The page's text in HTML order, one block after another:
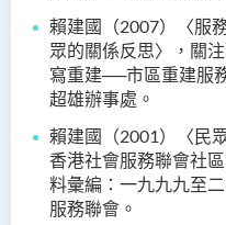
賴建國（2007）〈服
眾的關係反思〉，關
寫重建──市區重建服
超雄辦事處。
賴建國（2001）〈民
香港社會服務聯會社
料彙編：一九九九至
服務聯會。